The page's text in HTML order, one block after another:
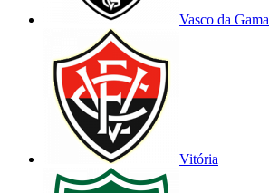
Vasco da Gama
Vitória